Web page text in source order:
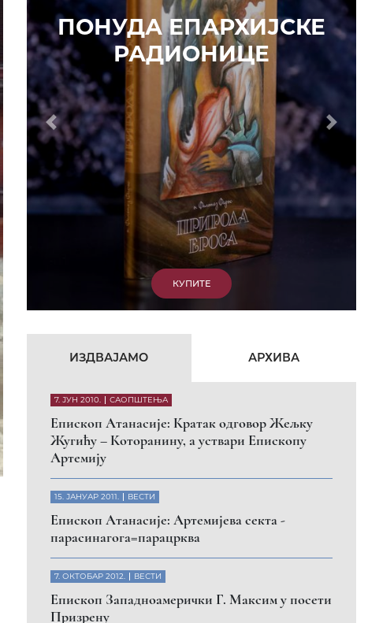
КУПИТЕ
7. ЈУН 2010. САОПШТЕЊА
Eпископ Атанасије: Кратак одговор Жељку
Жугићу – Которанину, а уствари Епископу
Артемију
15. ЈАНУАР 2011. ВЕСТИ
Eпископ Атанасије: Артемијева секта -
парасинагога=парацрква
ВЕСТИ
Eпископ Западноамерички Г. Максим у посети
напад на Србина у Сувом Долу и апелује на
КФОР и ЕУЛЕКС да обезбеде сигурност за све
Eпископ Атанасије: Обавештење о манастиру
Светих Архангела код Призрена